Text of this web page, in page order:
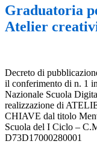
Graduatoria
Atelier
Decreto di
il conferimento di n. 1
Nazionale Scuola
realizzazione di
CHIAVE dal titolo
Scuola del I Ciclo –
D73D17000280001